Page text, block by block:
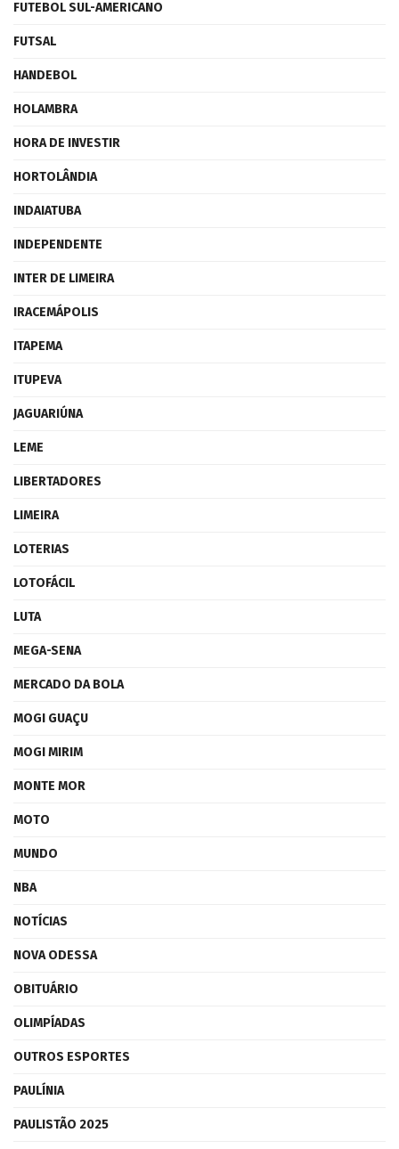
FUTEBOL SUL-AMERICANO
FUTSAL
HANDEBOL
HOLAMBRA
HORA DE INVESTIR
HORTOLÂNDIA
INDAIATUBA
INDEPENDENTE
INTER DE LIMEIRA
IRACEMÁPOLIS
ITAPEMA
ITUPEVA
JAGUARIÚNA
LEME
LIBERTADORES
LIMEIRA
LOTERIAS
LOTOFÁCIL
LUTA
MEGA-SENA
MERCADO DA BOLA
MOGI GUAÇU
MOGI MIRIM
MONTE MOR
MOTO
MUNDO
NBA
NOTÍCIAS
NOVA ODESSA
OBITUÁRIO
OLIMPÍADAS
OUTROS ESPORTES
PAULÍNIA
PAULISTÃO 2025